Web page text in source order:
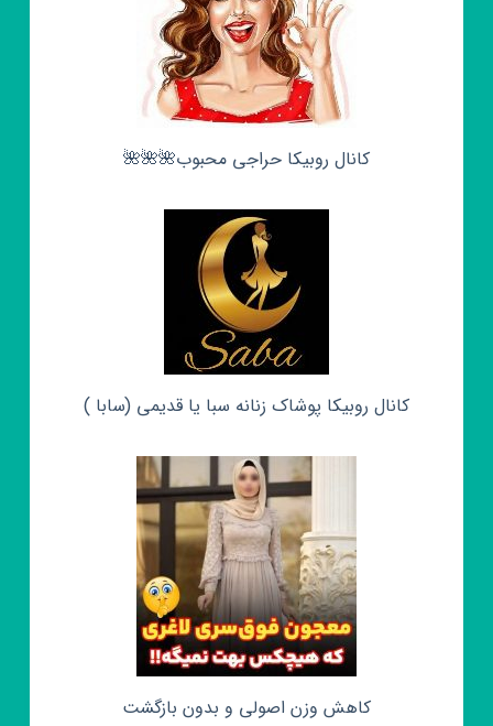
کانال روبیکا حراجی محبوب🌺🌺🌺
کانال روبیکا پوشاک زنانه سبا یا قدیمی (سابا )
کاهش وزن اصولی و بدون بازگشت